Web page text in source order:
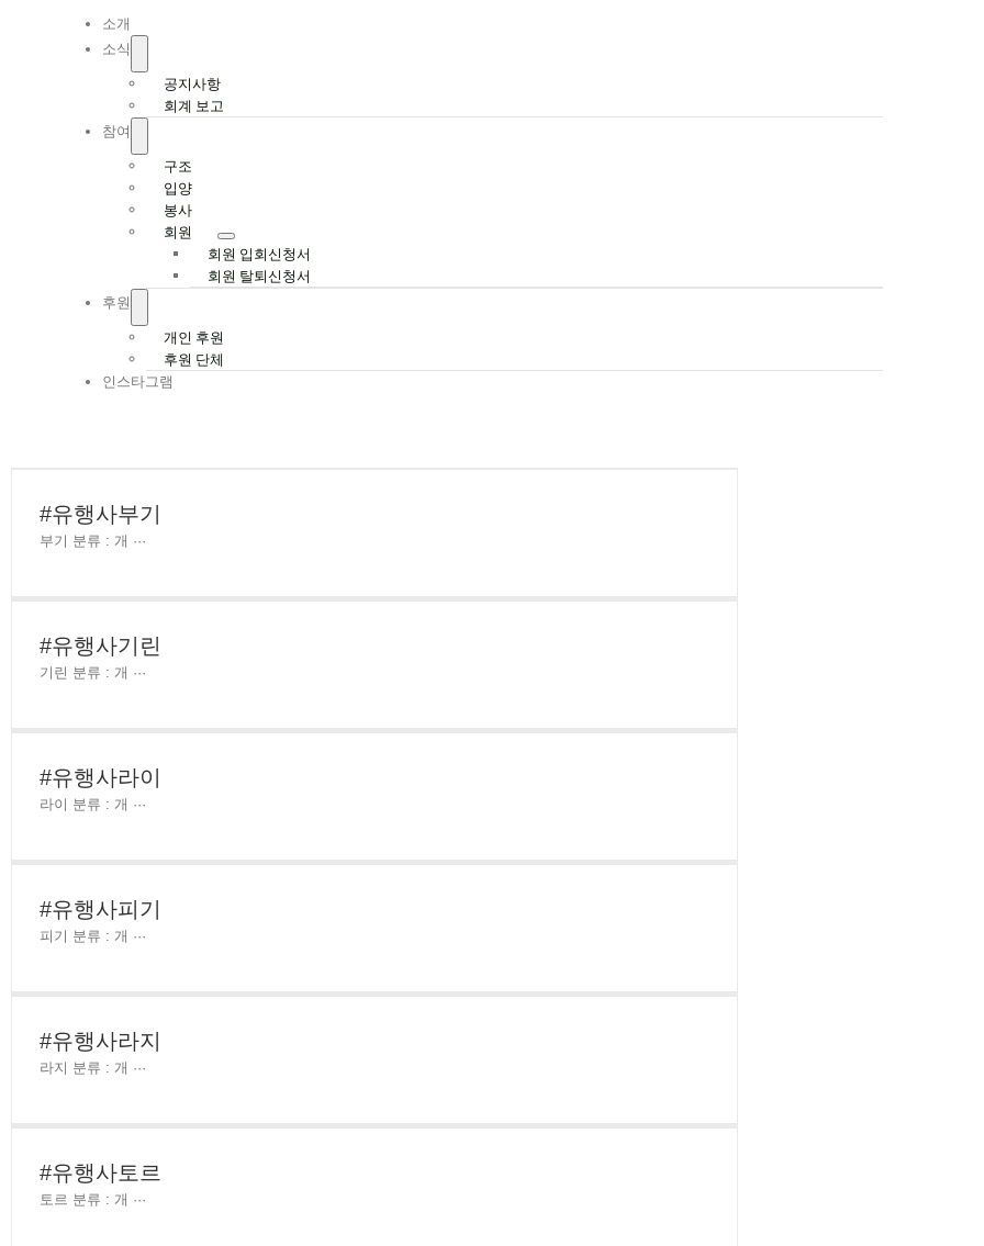
Navigation
소개
소식
공지사항
회계 보고
참여
구조
입양
봉사
회원
회원 입회신청서
회원 탈퇴신청서
후원
개인 후원
후원 단체
인스타그램
#유행사부기
부기 분류 : 개 ···
#유행사기린
기린 분류 : 개 ···
#유행사라이
라이 분류 : 개 ···
#유행사피기
피기 분류 : 개 ···
#유행사라지
라지 분류 : 개 ···
#유행사토르
토르 분류 : 개 ···